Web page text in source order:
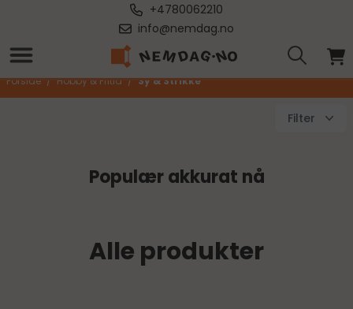
+4780062210
info@nemdag.no
Sy & Strikke
Forside / Hobby & Fritid / Sy & Strikke
Filter
Populær akkurat nå
Alle produkter